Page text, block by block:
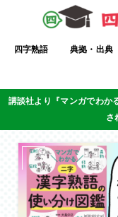
四字熟語 典拠・出典
講談社より『マンガでわか
さ